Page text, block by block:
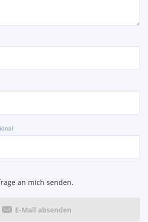
an mich senden.
E-Mail absenden